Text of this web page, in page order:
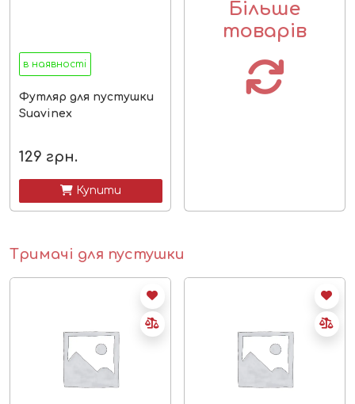
в наявності
Футляр для пустушки
Suavinex
129 грн.
 Купити
Більше
товарів
Тримачі для пустушки